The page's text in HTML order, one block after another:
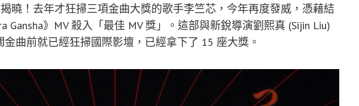
曉！去年才狂掃三項金曲大獎的歌手李竺芯，今年再度發威，憑藉結
Gansha》MV 殺入「最佳 MV 獎」。這部與新銳導演劉熙真 (Sijin Liu)
曲前就已經狂掃國際影壇，已經拿下了 15 座大獎。